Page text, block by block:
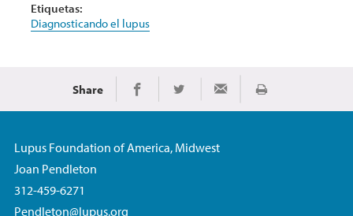
Etiquetas:
Diagnosticando el lupus
Share Share on Facebook
Share on TwitterShare via EmailImprimir
Lupus Foundation of America, Midwest
Joan Pendleton
312-459-6271
Pendleton@lupus.org